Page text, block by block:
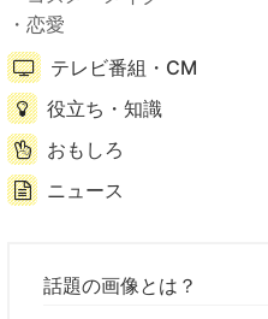
恋愛
テレビ番組・CM
役立ち・知識
おもしろ
ニュース
話題の画像とは？